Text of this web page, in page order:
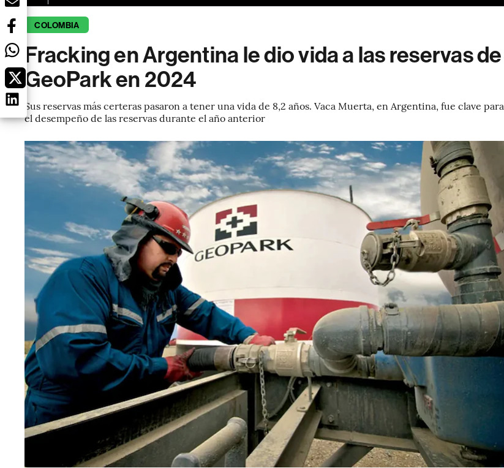
COLOMBIA
Fracking en Argentina le dio vida a las reservas de
GeoPark en 2024
Sus reservas más certeras pasaron a tener una vida de 8,2 años. Vaca Muerta, en Argentina, fue clave para
el desempeño de las reservas durante el año anterior